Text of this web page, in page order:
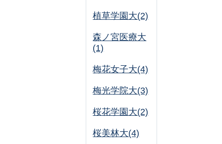
植草学園大(2)
森ノ宮医療大
(1)
梅花女子大(4)
梅光学院大(3)
桜花学園大(2)
桜美林大(4)